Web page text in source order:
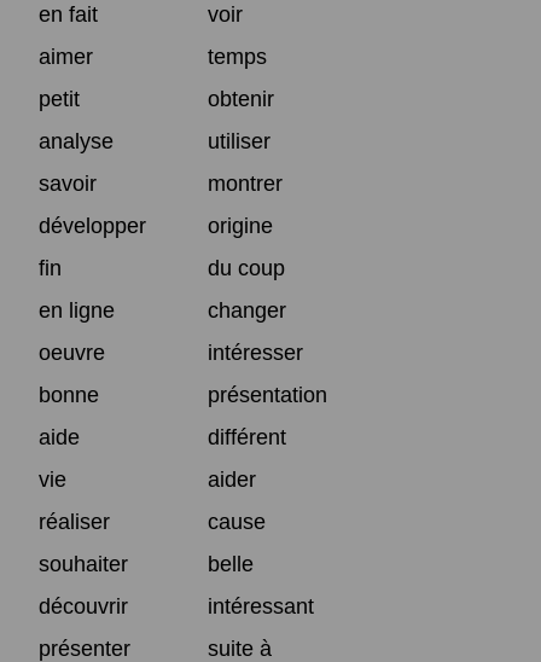
en fait
voir
aimer
temps
petit
obtenir
analyse
utiliser
savoir
montrer
développer
origine
fin
du coup
en ligne
changer
oeuvre
intéresser
bonne
présentation
aide
différent
vie
aider
réaliser
cause
souhaiter
belle
découvrir
intéressant
présenter
suite à